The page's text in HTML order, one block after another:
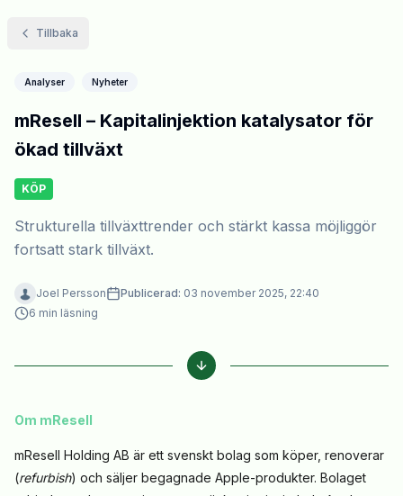
Tillbaka
Analyser Nyheter
mResell – Kapitalinjektion katalysator för
ökad tillväxt
KÖP
Strukturella tillväxttrender och stärkt kassa möjliggör
fortsatt stark tillväxt.
Joel Persson Publicerad: 03 november 2025, 22:40
6 min läsning
Om mResell
mResell Holding AB är ett svenskt bolag som köper, renoverar
(refurbish) och säljer begagnade Apple-produkter. Bolaget